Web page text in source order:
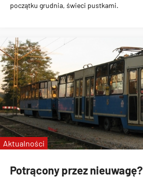
początku grudnia, świeci pustkami.
Potrącony przez nieuwagę?
Aktualności